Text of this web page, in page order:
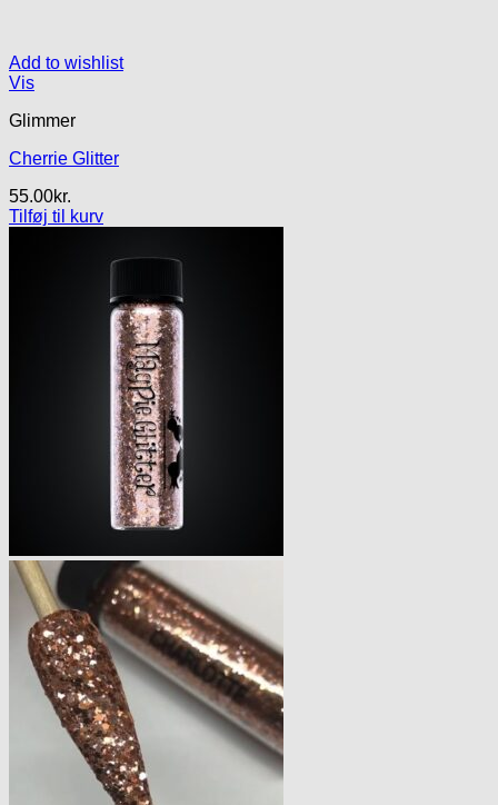
Add to wishlist
Vis
Glimmer
Cherrie Glitter
55.00kr.
Tilføj til kurv